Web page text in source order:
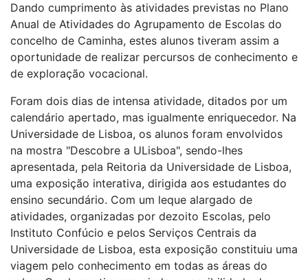
Dando cumprimento às atividades previstas no Plano
Anual de Atividades do Agrupamento de Escolas do
concelho de Caminha, estes alunos tiveram assim a
oportunidade de realizar percursos de conhecimento e
de exploração vocacional.
Foram dois dias de intensa atividade, ditados por um
calendário apertado, mas igualmente enriquecedor. Na
Universidade de Lisboa, os alunos foram envolvidos
na mostra "Descobre a ULisboa", sendo-lhes
apresentada, pela Reitoria da Universidade de Lisboa,
uma exposição interativa, dirigida aos estudantes do
ensino secundário. Com um leque alargado de
atividades, organizadas por dezoito Escolas, pelo
Instituto Confúcio e pelos Serviços Centrais da
Universidade de Lisboa, esta exposição constituiu uma
viagem pelo conhecimento em todas as áreas do